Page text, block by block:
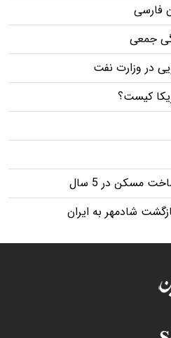
فارسی
جمعی
در وزارت نفت
کیست؟
شادمهر به ایران